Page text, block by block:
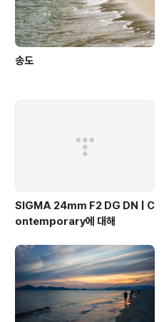
송도
SIGMA 24mm F2 DG DN | C
ontemporary에 대해